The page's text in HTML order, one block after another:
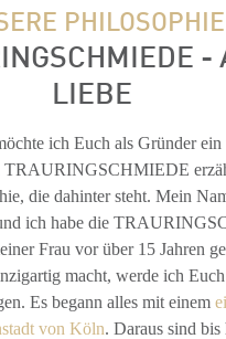
PHILOSOPHIE
-
LIEBE
ich Euch als Gründer
TRAURINGSCHMIEDE
die dahinter steht. Mein
ich habe die
Frau vor über 15 Jahren
macht, werde ich
Es begann alles mit einem
von Köln. Daraus sind bis